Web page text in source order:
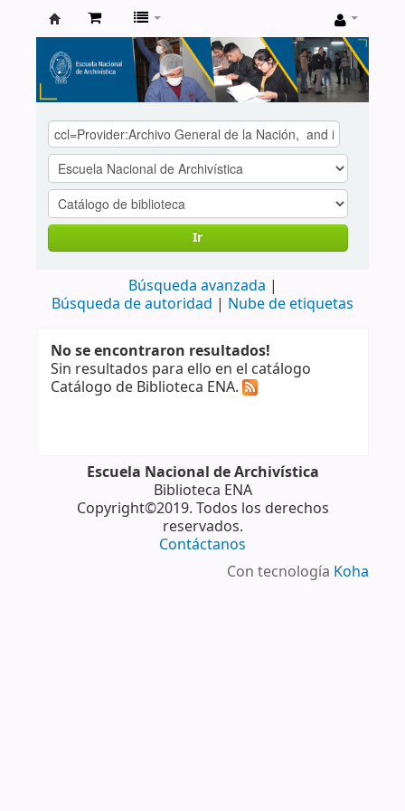
Catálogo
de
Biblioteca
ENA
Ir
Búsqueda avanzada
Búsqueda de autoridad
Nube de etiquetas
No se encontraron resultados!
Sin resultados para ello en el catálogo
Catálogo de Biblioteca ENA.
Escuela Nacional de Archivística
Biblioteca ENA
Copyright©2019. Todos los derechos
reservados.
Contáctanos
Con tecnología Koha